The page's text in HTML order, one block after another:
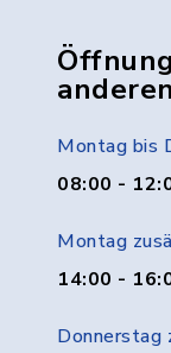
Montag bis
08:00 -
Montag
14:00 -
Donnerstag